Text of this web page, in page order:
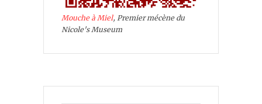
Mouche à Miel, Premier mécène du
Nicole's Museum